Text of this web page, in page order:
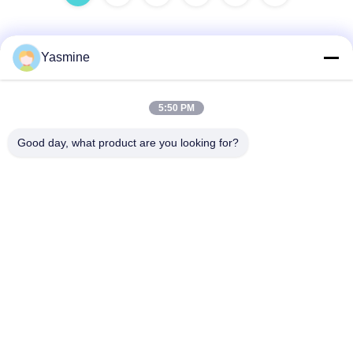
Schneller Kontakt
Gaohai-Industriegebiet, Jinsha, Danzao-Stadt, Nanhai-
Yasmine
5:50 PM
Good day, what product are you looking for?